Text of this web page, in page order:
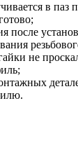
в паз
после
не